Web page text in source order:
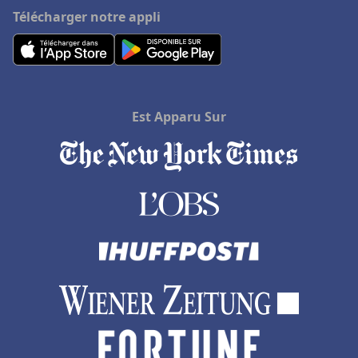
Hôtels en Haute-Normandie
Hôtels à Zanzibar
Hôtels à Saint-André-de-Cubzac
Hôtels à Les Estables
Hôtels à La Mure
Hôtels en Thaïlande
Hôtels à Génova
Hôtels à Alanya
Hôtels à Antananarivo
Télécharger notre appli
Est Apparu Sur